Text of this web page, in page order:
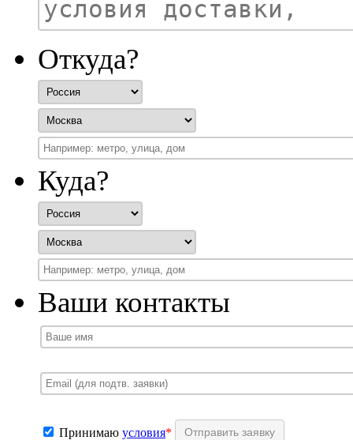
Откуда?
Куда?
Ваши контакты
Принимаю условия*